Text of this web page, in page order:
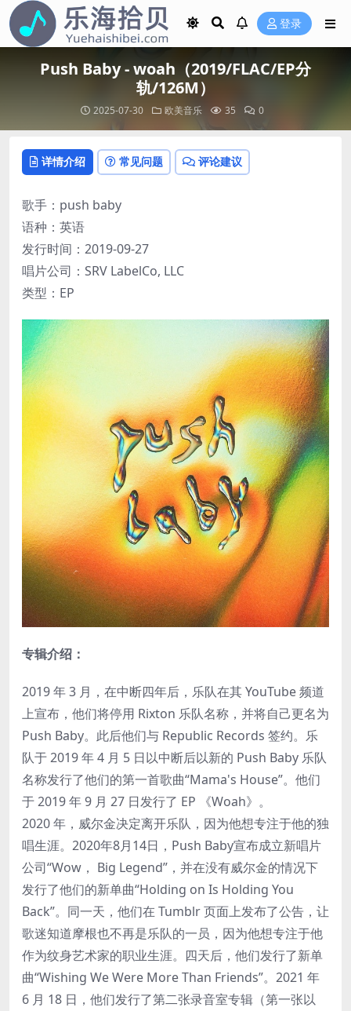
登录
Push Baby - woah（2019/FLAC/EP分
轨/126M）
2025-07-30 欧美音乐 35 0
详情介绍 常见问题 评论建议
歌手：push baby
语种：英语
发行时间：2019-09-27
唱片公司：SRV LabelCo, LLC
类型：EP
专辑介绍：
2019 年 3 月，在中断四年后，乐队在其 YouTube 频道
上宣布，他们将停用 Rixton 乐队名称，并将自己更名为
Push Baby。此后他们与 Republic Records 签约。乐
队于 2019 年 4 月 5 日以中断后以新的 Push Baby 乐队
名称发行了他们的第一首歌曲“Mama's House”。他们
于 2019 年 9 月 27 日发行了 EP 《Woah》。
2020 年，威尔金决定离开乐队，因为他想专注于他的独
唱生涯。2020年8月14日，Push Baby宣布成立新唱片
公司“Wow， Big Legend”，并在没有威尔金的情况下
发行了他们的新单曲“Holding on Is Holding You
Back”。同一天，他们在 Tumblr 页面上发布了公告，让
歌迷知道摩根也不再是乐队的一员，因为他想专注于他
作为纹身艺术家的职业生涯。四天后，他们发行了新单
曲“Wishing We Were More Than Friends”。2021 年
6 月 18 日，他们发行了第二张录音室专辑（第一张以